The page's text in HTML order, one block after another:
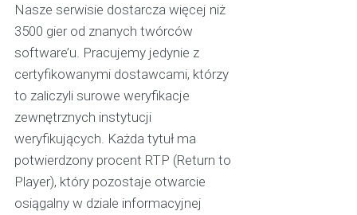
Nasze serwisie dostarcza więcej niż
3500 gier od znanych twórców
software’u. Pracujemy jedynie z
certyfikowanymi dostawcami, którzy
to zaliczyli surowe weryfikacje
zewnętrznych instytucji
weryfikujących. Każda tytuł ma
potwierdzony procent RTP (Return to
Player), który pozostaje otwarcie
osiągalny w dziale informacyjnej